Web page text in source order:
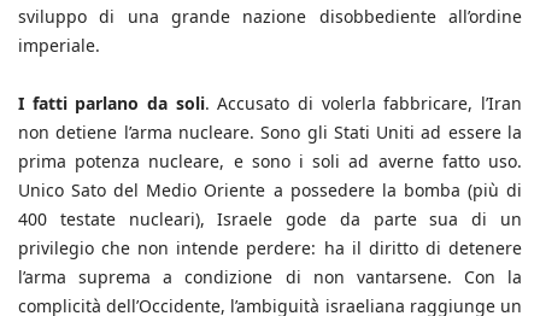
sviluppo di una grande nazione disobbediente all’ordine
imperiale.
I fatti parlano da soli. Accusato di volerla fabbricare, l’Iran
non detiene l’arma nucleare. Sono gli Stati Uniti ad essere la
prima potenza nucleare, e sono i soli ad averne fatto uso.
Unico Sato del Medio Oriente a possedere la bomba (più di
400 testate nucleari), Israele gode da parte sua di un
privilegio che non intende perdere: ha il diritto di detenere
l’arma suprema a condizione di non vantarsene. Con la
complicità dell’Occidente, l’ambiguità israeliana raggiunge un